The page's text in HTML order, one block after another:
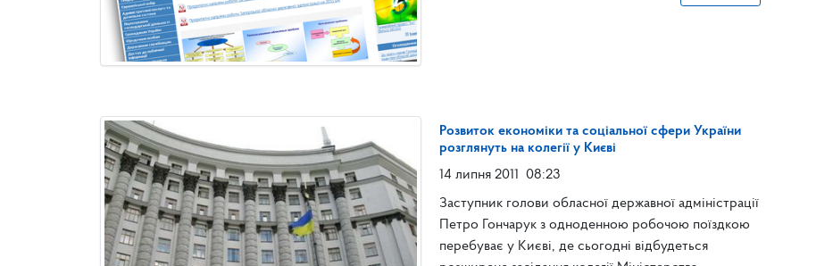
Розвиток економіки та соціальної сфери України
розглянуть на колегії у Києві
14 липня 2011
08:23
Заступник голови обласної державної адміністрації
Петро Гончарук з одноденною робочою поїздкою
перебуває у Києві, де сьогодні відбудеться